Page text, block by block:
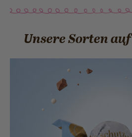
Unsere Sorten